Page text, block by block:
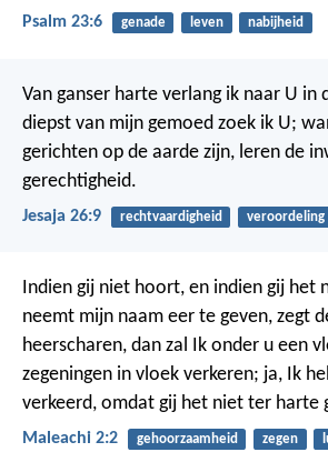
Psalm 23:6 genade leven nabijheid
Van ganser harte verlang ik naar U in
diepst van mijn gemoed zoek ik U;
gerichten op de aarde zijn, leren de
gerechtigheid.
Jesaja 26:9 rechtvaardigheid veroordeling
Indien gij niet hoort, en indien gij het
neemt mijn naam eer te geven, zegt
heerscharen, dan zal Ik onder u een
zegeningen in vloek verkeren; ja, Ik
verkeerd, omdat gij het niet ter harte
Maleachi 2:2 gehoorzaamheid zegen